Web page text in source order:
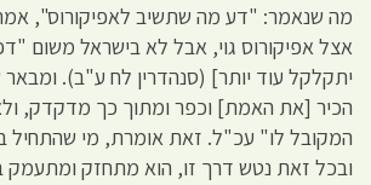
מה שנאמר: "דע מה שתשיב לאפיקורוס",
אצל אפיקורוס גוי, אבל לא בישראל משום
יתקלקל עוד יותר] (סנהדרין לח ע"ב).
הכיר [את האמת] וכפר ומתוך כך מדקדק,
המקובל לו" עכ"ל. זאת אומרת, מי שהתחיל
ובכל זאת נטש דרך זו, הוא מתחזק ומתעמק